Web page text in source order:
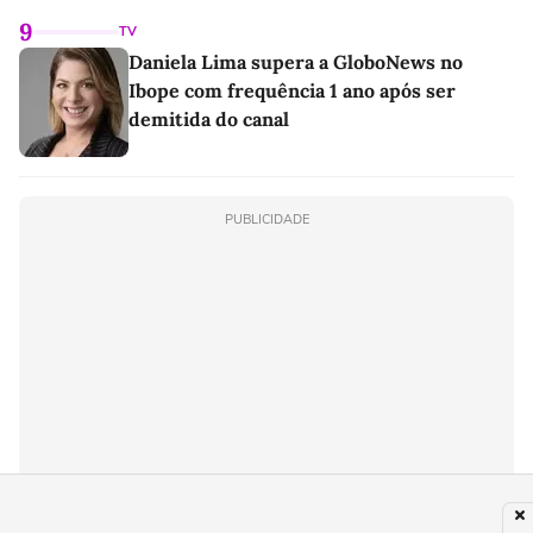
9 TV
Daniela Lima supera a GloboNews no
Ibope com frequência 1 ano após ser
demitida do canal
PUBLICIDADE